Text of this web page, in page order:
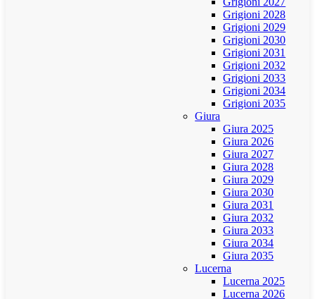
Grigioni 2028
Grigioni 2029
Grigioni 2030
Grigioni 2031
Grigioni 2032
Grigioni 2033
Grigioni 2034
Grigioni 2035
Giura
Giura 2025
Giura 2026
Giura 2027
Giura 2028
Giura 2029
Giura 2030
Giura 2031
Giura 2032
Giura 2033
Giura 2034
Giura 2035
Lucerna
Lucerna 2025
Lucerna 2026